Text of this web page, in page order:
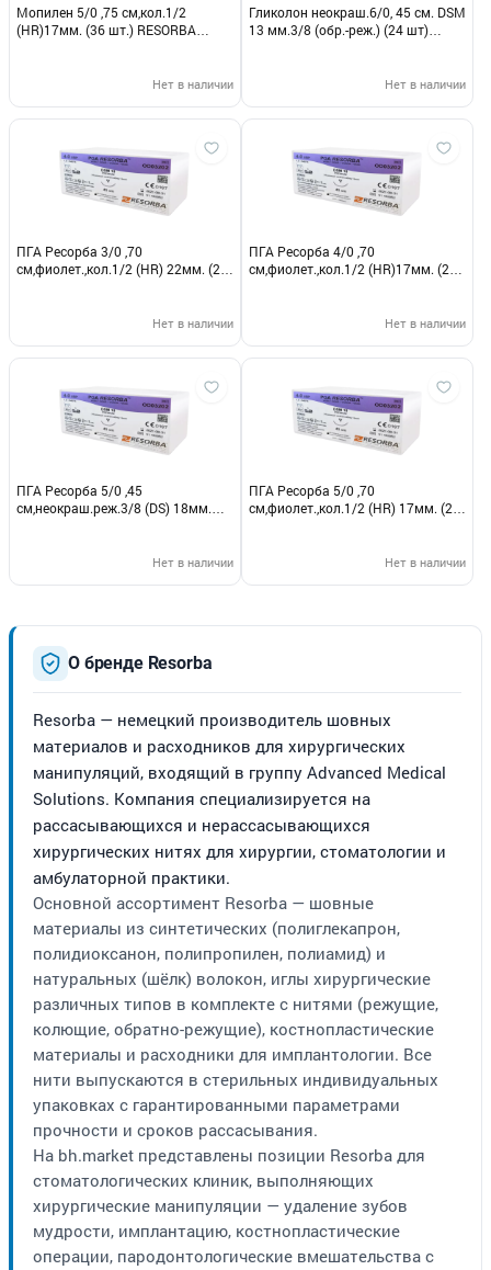
Мопилен 5/0 ,75 см,кол.1/2
(HR)17мм. (36 шт.) RESORBA
Нет в наличии
Гликолон неокраш.6/0, 45 см. DSM
13 мм.3/8 (обр.-реж.) (24 шт)
Нет в наличии
ПГА Ресорба 3/0 ,70
см,фиолет.,кол.1/2 (HR) 22мм. (24
Нет в наличии
ПГА Ресорба 4/0 ,70
см,фиолет.,кол.1/2 (HR)17мм. (24
Нет в наличии
ПГА Ресорба 5/0 ,45
см,неокраш.реж.3/8 (DS) 18мм.
Нет в наличии
ПГА Ресорба 5/0 ,70
см,фиолет.,кол.1/2 (HR) 17мм. (24
Нет в наличии
О бренде Resorba
Resorba — немецкий производитель шовных
материалов и расходников для хирургических
манипуляций, входящий в группу Advanced Medical
Solutions. Компания специализируется на
рассасывающихся и нерассасывающихся
хирургических нитях для хирургии, стоматологии и
амбулаторной практики.
Основной ассортимент Resorba — шовные
материалы из синтетических (полиглекапрон,
полидиоксанон, полипропилен, полиамид) и
натуральных (шёлк) волокон, иглы хирургические
различных типов в комплекте с нитями (режущие,
колющие, обратно-режущие), костнопластические
материалы и расходники для имплантологии. Все
нити выпускаются в стерильных индивидуальных
упаковках с гарантированными параметрами
прочности и сроков рассасывания.
На bh.market представлены позиции Resorba для
стоматологических клиник, выполняющих
хирургические манипуляции — удаление зубов
мудрости, имплантацию, костнопластические
операции, пародонтологические вмешательства с